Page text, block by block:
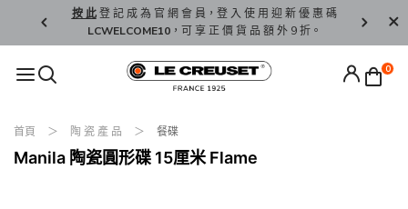
按 此登 記 成 為 官 網 會 員，登 入 使 用 迎 新 優 惠 碼
LCWELCOME10，可 享 正 價 貨 品 額 外 9 折。
香 港 / 澳
0
首頁 陶 瓷 產 品 餐碟
Manila 陶瓷圓形碟 15厘米 Flame